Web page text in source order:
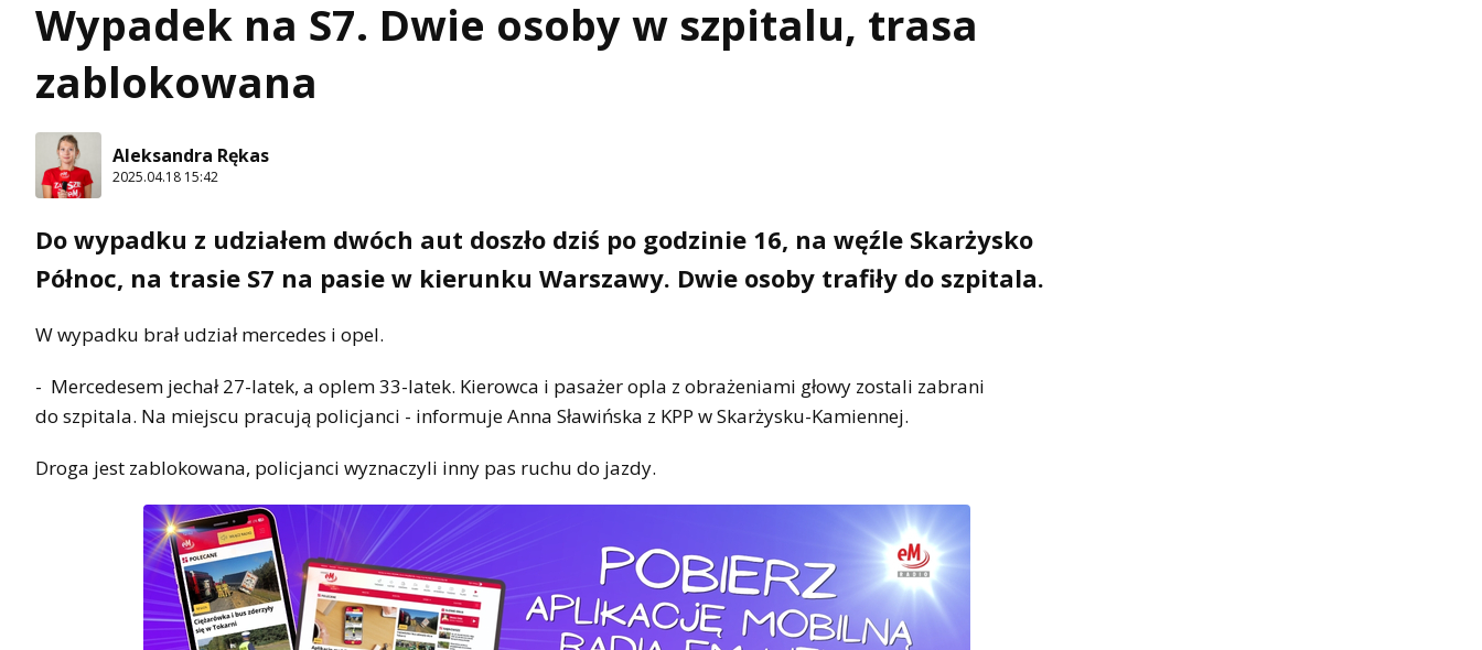
Wypadek na S7. Dwie osoby w szpitalu, trasa
zablokowana
Aleksandra Rękas
2025.04.18 15:42
Do wypadku z udziałem dwóch aut doszło dziś po godzinie 16, na węźle Skarżysko
Północ, na trasie S7 na pasie w kierunku Warszawy. Dwie osoby trafiły do szpitala.
W wypadku brał udział mercedes i opel.
- Mercedesem jechał 27-latek, a oplem 33-latek. Kierowca i pasażer opla z obrażeniami głowy zostali zabrani
do szpitala. Na miejscu pracują policjanci - informuje Anna Sławińska z KPP w Skarżysku-Kamiennej.
Droga jest zablokowana, policjanci wyznaczyli inny pas ruchu do jazdy.